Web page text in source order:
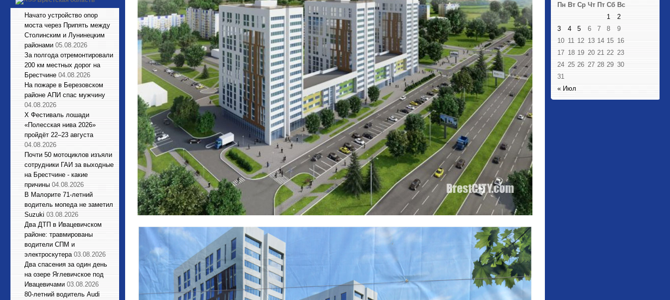
Начато устройство опор
моста через Припять между
Столинским и Лунинецким
районами 05.08.2026
За полгода отремонтировали
200 км местных дорог на
Брестчине 04.08.2026
На пожаре в Березовском
районе АПИ спас мужчину
04.08.2026
X Фестиваль лошади
«Полесская нива 2026»
пройдёт 22–23 августа
04.08.2026
Почти 50 мотоциклов изъяли
сотрудники ГАИ за выходные
на Брестчине - какие
причины 04.08.2026
В Малорите 71-летний
водитель мопеда не заметил
Suzuki 03.08.2026
Два ДТП в Ивацевичском
районе: травмированы
водители СПМ и
электроскутера 03.08.2026
Два спасения за один день
на озере Яглевичское под
Ивацевичами 03.08.2026
80-летний водитель Audi
Пн Вт Ср Чт Пт Сб Вс
« Июл
1
2
3
4 5 6 7 8
9
10 11 12 13 14 15 16
17 18 19 20 21 22 23
24 25 26 27 28 29 30
31